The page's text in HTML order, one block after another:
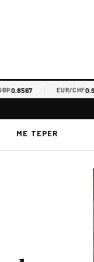
EUR/CHF0.9357
ME TEPER